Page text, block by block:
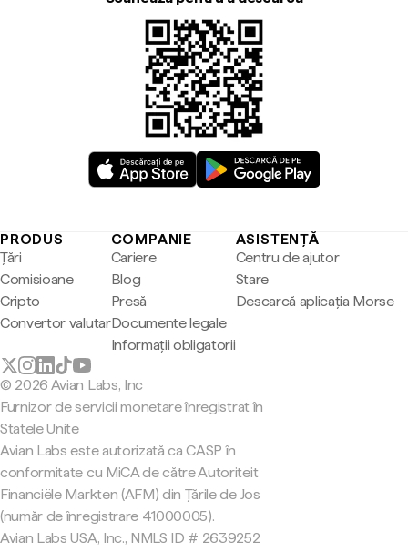
PRODUS
Țări
Comisioane
Cripto
Convertor valutar
COMPANIE
Cariere
Blog
Presă
Documente legale
Informații obligatorii
ASISTENȚĂ
Centru de ajutor
Stare
Descarcă aplicația Morse
© 2026 Avian Labs, Inc
Furnizor de servicii monetare înregistrat în
Statele Unite
Avian Labs este autorizată ca CASP în
conformitate cu MiCA de către Autoriteit
Financiële Markten (AFM) din Țările de Jos
(număr de înregistrare 41000005).
Avian Labs USA, Inc., NMLS ID # 2639252